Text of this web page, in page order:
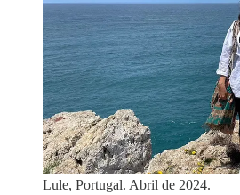
Lule, Portugal. Abril de 2024.